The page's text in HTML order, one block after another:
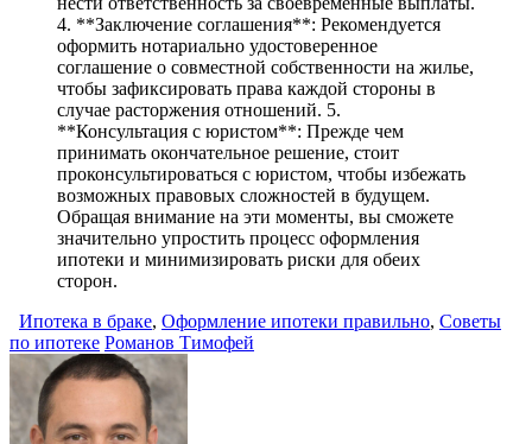
4. **Заключение соглашения**: Рекомендуется
оформить нотариально удостоверенное
соглашение о совместной собственности на жилье,
чтобы зафиксировать права каждой стороны в
случае расторжения отношений. 5.
**Консультация с юристом**: Прежде чем
принимать окончательное решение, стоит
проконсультироваться с юристом, чтобы избежать
возможных правовых сложностей в будущем.
Обращая внимание на эти моменты, вы сможете
значительно упростить процесс оформления
ипотеки и минимизировать риски для обеих
сторон.
Ипотека в браке, Оформление ипотеки правильно, Советы
по ипотеке Романов Тимофей